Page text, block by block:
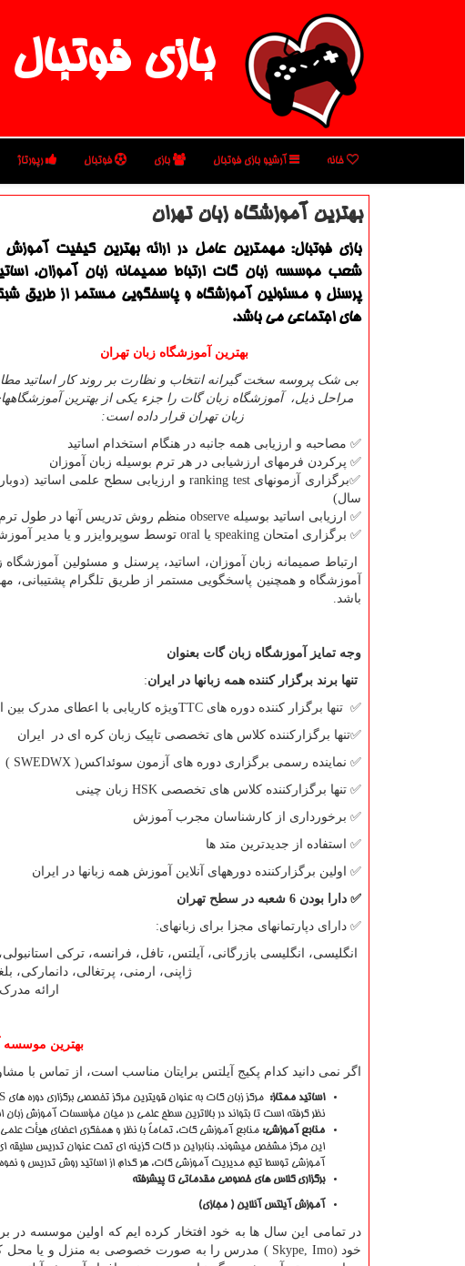
بازی فوتبال
خانه آرشیو بازی فوتبال بازی فوتبال رپورتاژ
بهترین آموزشگاه زبان تهران
بازی فوتبال: مهمترین عامل در ارائه بهترین كیفیت آموزش
شعب موسسه زبان گات ارتباط صمیمانه زبان آموزان،
پرسنل و مسئولین آموزشگاه و پاسخگویی مستمر از طریق
های اجتماعی می باشد.
بهترین آموزشگاه زبان تهران
بی شک پروسه سخت گیرانه انتخاب و نظارت بر روند کار اساتید
مراحل ذیل، آموزشگاه زبان گات را جزء یکی از بهترین
زبان تهران قرار داده است:
✅ مصاحبه و ارزیابی همه جانبه در هنگام استخدام اساتید
✅ پرکردن فرمهای ارزشیابی در هر ترم بوسیله زبان آموزان
✅برگزاری آزمونهایranking testو ارزیابی سطح علمی اساتید (دوبار
سال)
✅ ارزیابی اساتید بوسیله observe منظم روش تدریس آنها در طول ترم
✅ برگزاری امتحان speaking یا oral توسط سوپروایزر و یا مدیر
ارتباط صمیمانه زبان آموزان، اساتید، پرسنل و مسئولین
آموزشگاه و همچنین پاسخگویی مستمر از طریق تلگرام
باشد.
وجه تمایز آموزشگاه زبان گات بعنوان
تنها برند برگزار کننده همه زبانها در ایران:
✅ تنها برگزار کننده دوره های TTCویژه کاریابی با اعطای مدرک
✅تنها برگزارکننده کلاس های تخصصی تاپیک زبان کره ای در ایران
✅ نماینده رسمی برگزاری دوره های آزمون سوئداکس( SWEDWX
)
✅ تنها برگزارکننده کلاس های تخصصی HSK زبان چینی
✅ برخورداری از کارشناسان مجرب آموزش
✅ استفاده از جدیدترین متد ها
✅ اولین برگزارکننده دوره­های آنلاین آموزش همه زبانها در ایران
✅ دارا بودن 6 شعبه در سطح تهران
✅ دارای دپارتمانهای مجزا برای زبانهای:
انگلیسی، انگلیسی بازرگانی، آیلتس، تافل، فرانسه، ترکی
ژاپنی، ارمنی، پرتغالی، دانمارکی،
ارائه
بهترین
اگر نمی دانید کدام پکیج آیلتس برایتان مناسب است، از تماس با
اساتید ممتاز: مرکز زبان گات به عنوان قویترین مرکز تخصصی برگزاری دوره های
نظر گرفته است تا بتواند در بالاترین سطح علمی در میان مؤسسات آموزش زبان
منابع آموزشی: منابع آموزشی گات، تماماً با نظر و همفکری اعضای هیأت
این مرکز مشخص می­شوند. بنابراین در گات گزینه ای تحت عنوان تدریس سلیقه
آموزشی توسط تیم مدیریت آموزشی گات، هر کدام از اساتید روش تدریس و نحوه
برگزاری کلاس های خصوصی مقدماتی تا پیشرفته
آموزش آیلتس آنلاین ( مجازی(
در تمامی این سال ها به خود افتخار کرده ایم که اولین موسسه در
خود( Skype, Imo) مدرس را به صورت خصوصی به منزل و یا محل کار